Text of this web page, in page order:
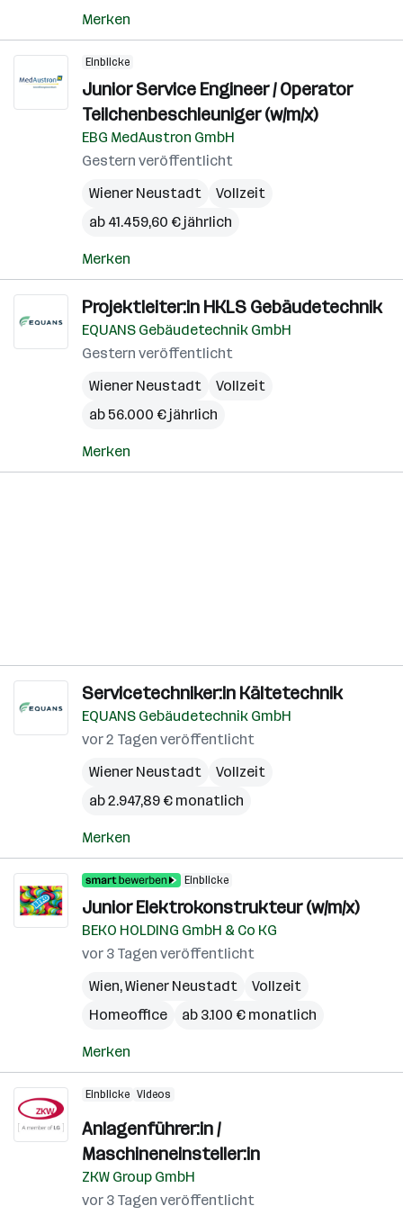
Merken
Einblicke
Junior Service Engineer / Operator
Teilchenbeschleuniger (w/m/x)
EBG MedAustron GmbH
Gestern veröffentlicht
Wiener Neustadt
Vollzeit
ab 41.459,60 € jährlich
Merken
Projektleiter:in HKLS Gebäudetechnik
EQUANS Gebäudetechnik GmbH
Gestern veröffentlicht
Wiener Neustadt
Vollzeit
ab 56.000 € jährlich
Merken
Servicetechniker:in Kältetechnik
EQUANS Gebäudetechnik GmbH
vor 2 Tagen veröffentlicht
Wiener Neustadt
Vollzeit
ab 2.947,89 € monatlich
Merken
Einblicke
Junior Elektrokonstrukteur (w/m/x)
BEKO HOLDING GmbH & Co KG
vor 3 Tagen veröffentlicht
Wien,Wiener Neustadt
Vollzeit
Homeoffice
ab 3.100 € monatlich
Merken
Einblicke Videos
Anlagenführer:in /
Maschineneinsteller:in
ZKW Group GmbH
vor 3 Tagen veröffentlicht